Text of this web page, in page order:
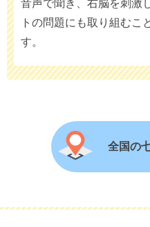
音声で聞き、右脳を刺激
トの問題にも取り組むこ
す。
全国の